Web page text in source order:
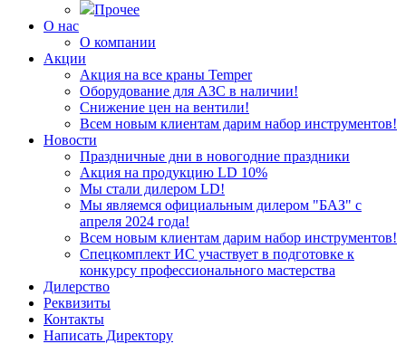
Прочее
О нас
О компании
Акции
Акция на все краны Temper
Оборудование для АЗС в наличии!
Снижение цен на вентили!
Всем новым клиентам дарим набор инструментов!
Новости
Праздничные дни в новогодние праздники
Акция на продукцию LD 10%
Мы стали дилером LD!
Мы являемся официальным дилером "БАЗ" с
апреля 2024 года!
Всем новым клиентам дарим набор инструментов!
Спецкомплект ИС участвует в подготовке к
конкурсу профессионального мастерства
Дилерство
Реквизиты
Контакты
Написать Директору